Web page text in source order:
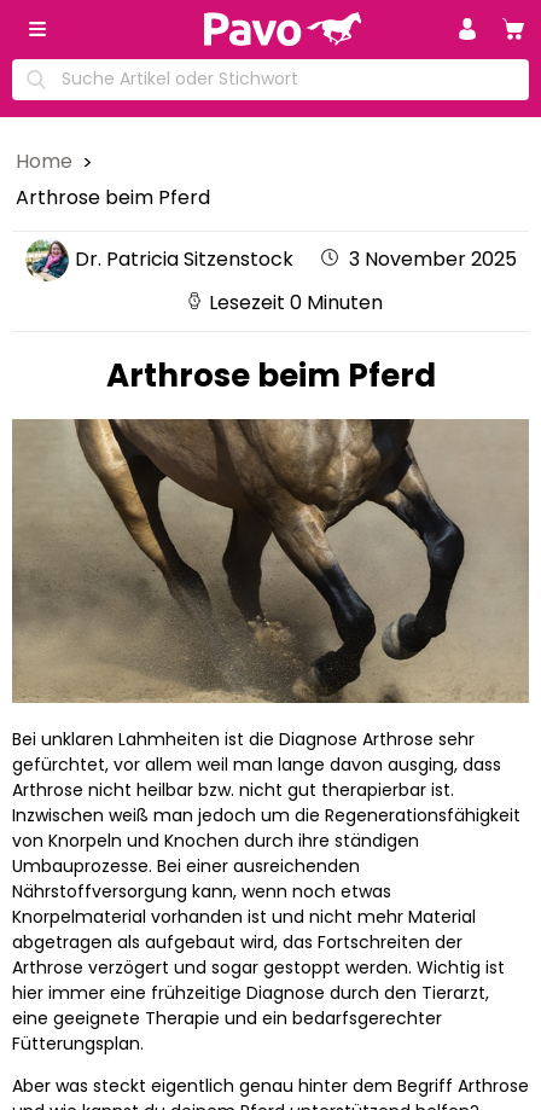
Home
Arthrose beim Pferd
Dr. Patricia Sitzenstock
3 November 2025
Lesezeit 0 Minuten
Arthrose beim Pferd
Bei unklaren Lahmheiten ist die Diagnose Arthrose sehr
gefürchtet, vor allem weil man lange davon ausging, dass
Arthrose nicht heilbar bzw. nicht gut therapierbar ist.
Inzwischen weiß man jedoch um die Regenerationsfähigkeit
von Knorpeln und Knochen durch ihre ständigen
Umbauprozesse. Bei einer ausreichenden
Nährstoffversorgung kann, wenn noch etwas
Knorpelmaterial vorhanden ist und nicht mehr Material
abgetragen als aufgebaut wird, das Fortschreiten der
Arthrose verzögert und sogar gestoppt werden. Wichtig ist
hier immer eine frühzeitige Diagnose durch den Tierarzt,
eine geeignete Therapie und ein bedarfsgerechter
Fütterungsplan.
Aber was steckt eigentlich genau hinter dem Begriff Arthrose